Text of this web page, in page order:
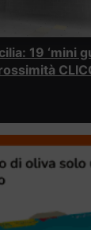
19 ‘mini